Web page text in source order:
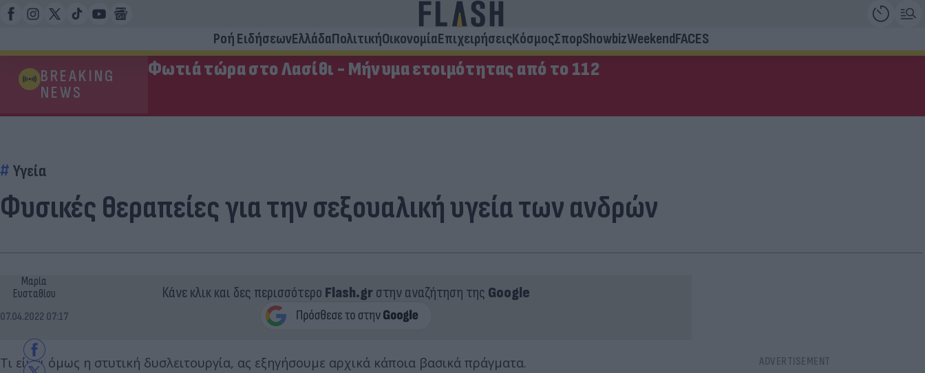
Ροή ΕιδήσεωνΕλλάδαΠολιτικήΟικονομίαΕπιχειρήσειςΚόσμοςΣπορShowbizWeekendFACES
BREAKING
NEWS
Φωτιά τώρα στο Λασίθι - Μήνυμα ετοιμότητας από το 112
Υγεία
Φυσικές θεραπείες για την σεξουαλική υγεία των ανδρών
Μαρία
Ευσταθίου
07.04.2022 07:17
Κάνε κλικ και δες περισσότερο Flash.grστην αναζήτηση της Google
Τι είναι όμως η στυτική δυσλειτουργία, ας εξηγήσουμε αρχικά κάποια βασικά πράγματα.